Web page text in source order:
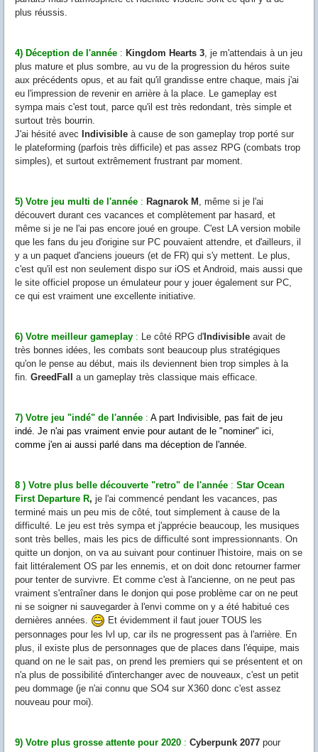
plus réussis.
4) Déception de l'année : Kingdom Hearts 3 , je m'attendais à un jeu
plus mature et plus sombre, au vu de la progression du héros suite
aux précédents opus, et au fait qu'il grandisse entre chaque, mais j'ai
eu l'impression de revenir en arrière à la place. Le gameplay est
sympa mais c'est tout, parce qu'il est très redondant, très simple et
surtout très bourrin.
J'ai hésité avec Indivisible à cause de son gameplay trop porté sur
le plateforming (parfois très difficile) et pas assez RPG (combats trop
simples), et surtout extrêmement frustrant par moment.
5) Votre jeu multi de l'année : Ragnarok M , même si je l'ai
découvert durant ces vacances et complètement par hasard, et
même si je ne l'ai pas encore joué en groupe. C'est LA version mobile
que les fans du jeu d'origine sur PC pouvaient attendre, et d'ailleurs, il
y a un paquet d'anciens joueurs (et de FR) qui s'y mettent. Le plus,
c'est qu'il est non seulement dispo sur iOS et Android, mais aussi que
le site officiel propose un émulateur pour y jouer également sur PC,
ce qui est vraiment une excellente initiative.
6) Votre meilleur gameplay : Le côté RPG d'Indivisible avait de
très bonnes idées, les combats sont beaucoup plus stratégiques
qu'on le pense au début, mais ils deviennent bien trop simples à la
fin. GreedFall a un gameplay très classique mais efficace.
7) Votre jeu "indé" de l'année : A part Indivisible, pas fait de jeu
indé. Je n'ai pas vraiment envie pour autant de le "nominer" ici,
comme j'en ai aussi parlé dans ma déception de l'année.
8 ) Votre plus belle découverte "retro" de l'année : Star Ocean
First Departure R, je l'ai commencé pendant les vacances, pas
terminé mais un peu mis de côté, tout simplement à cause de la
difficulté. Le jeu est très sympa et j'apprécie beaucoup, les musiques
sont très belles, mais les pics de difficulté sont impressionnants. On
quitte un donjon, on va au suivant pour continuer l'histoire, mais on se
fait littéralement OS par les ennemis, et on doit donc retourner farmer
pour tenter de survivre. Et comme c'est à l'ancienne, on ne peut pas
vraiment s'entraîner dans le donjon qui pose problème car on ne peut
ni se soigner ni sauvegarder à l'envi comme on y a été habitué ces
dernières années.
Et évidemment il faut jouer TOUS les
personnages pour les lvl up, car ils ne progressent pas à l'arrière. En
plus, il existe plus de personnages que de places dans l'équipe, mais
quand on ne le sait pas, on prend les premiers qui se présentent et on
n'a plus de possibilité d'interchanger avec de nouveaux, c'est un petit
peu dommage (je n'ai connu que SO4 sur X360 donc c'est assez
nouveau pour moi).
9) Votre plus grosse attente pour 2020 : Cyberpunk 2077 pour